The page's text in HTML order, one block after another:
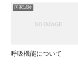
国家試験
呼吸機能について